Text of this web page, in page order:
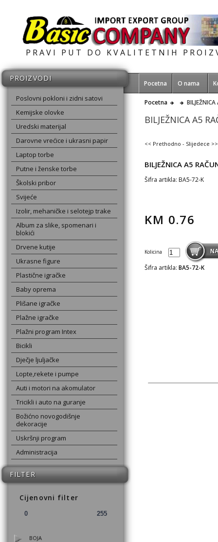
PRAVI PUT DO KVALITETNIH
Pocetna O nama
PROIZVODI
Poslovni pokloni i zidni satovi
Kemijske olovke
Uredski materijal
Darovne vrećice i ukrasni papir
Laptop torbe
Putne i ženske torbe
Školski pribor
Svijeće
Izolir, mehaničke i selotejp trake
Album za slike, spomenari i
blokići
Drvene kutije
Ukrasne figure
Plastične igračke
Baby oprema
Plišane igračke
Plažne igračke
Plažni program Intex
Bicikli
Dječje ljuljačke
Lopte,rekete i pumpe
Auti i motori na akomulator
Tricikli i auto na guranje
Božićno novogodišnje
dekoracije
Uskršnji program
Administracija
FILTER
Cijenovni filter
BOJA
Pocetna
BILJEŽNICA A5
<< Prethodno - Slijedece >>
BILJEŽNICA A5
Šifra artikla: BA5-72-K
KM 0.76
Kolicina
Šifra artikla: BA5-72-K